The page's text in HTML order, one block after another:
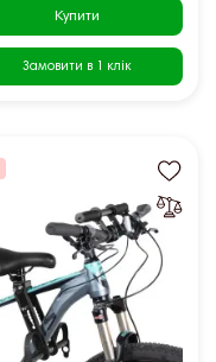
Купити
Замовити в 1 клік